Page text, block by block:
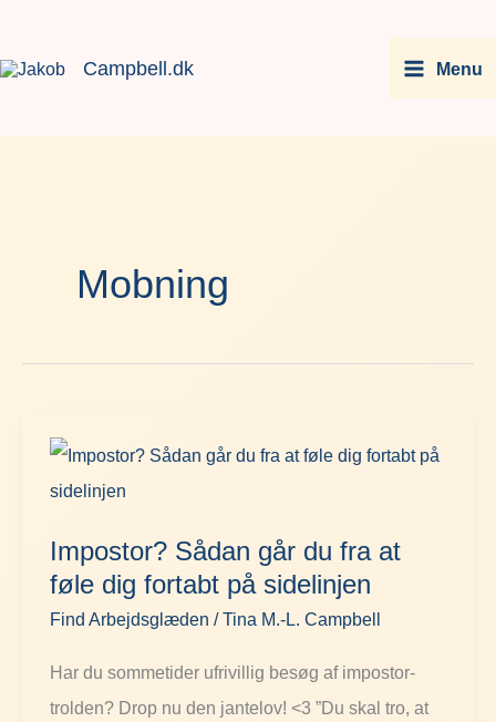
Campbell.dk Menu
Mobning
Impostor? Sådan går du fra at
føle dig fortabt på sidelinjen
Find Arbejdsglæden /Tina M.-L. Campbell
Har du sommetider ufrivillig besøg af impostor-
trolden? Drop nu den jantelov! <3 ”Du skal tro, at
Impostor?
Sådan
du
fra
at
føle
dig